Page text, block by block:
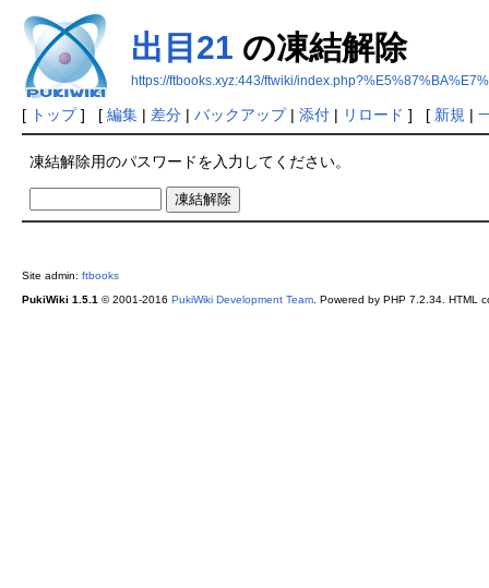
出目21 の凍結解除
https://ftbooks.xyz:443/ftwiki/
[ トップ] [ 編集| 差分| バックアップ| 添付| リロード ] [ 新規 |
凍結解除用のパスワードを入力してください。
Site admin: ftbooks
PukiWiki 1.5.1© 2001-2016 PukiWiki Development Team. Powered by PHP 7.2.34. HTML